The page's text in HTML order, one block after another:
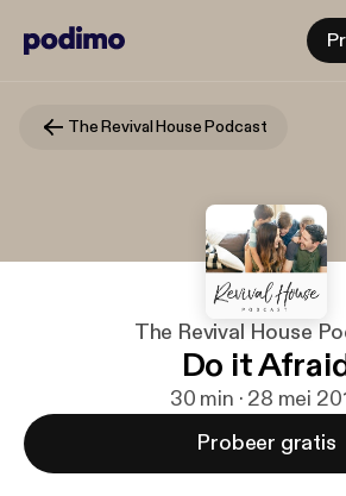
The Revival House Podcast
The Revival House
Do it
30 min · 28 mei
Probeer gratis